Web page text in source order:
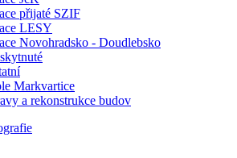
přijaté SZIF
LESY
Novohradsko - Doudlebsko
Markvartice
a rekonstrukce budov